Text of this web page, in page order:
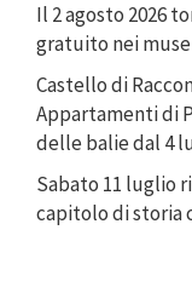
Il 2 agosto 2026
gratuito nei
Castello di
Appartamenti di
delle balie dal 4
Sabato 11 luglio
capitolo di storia